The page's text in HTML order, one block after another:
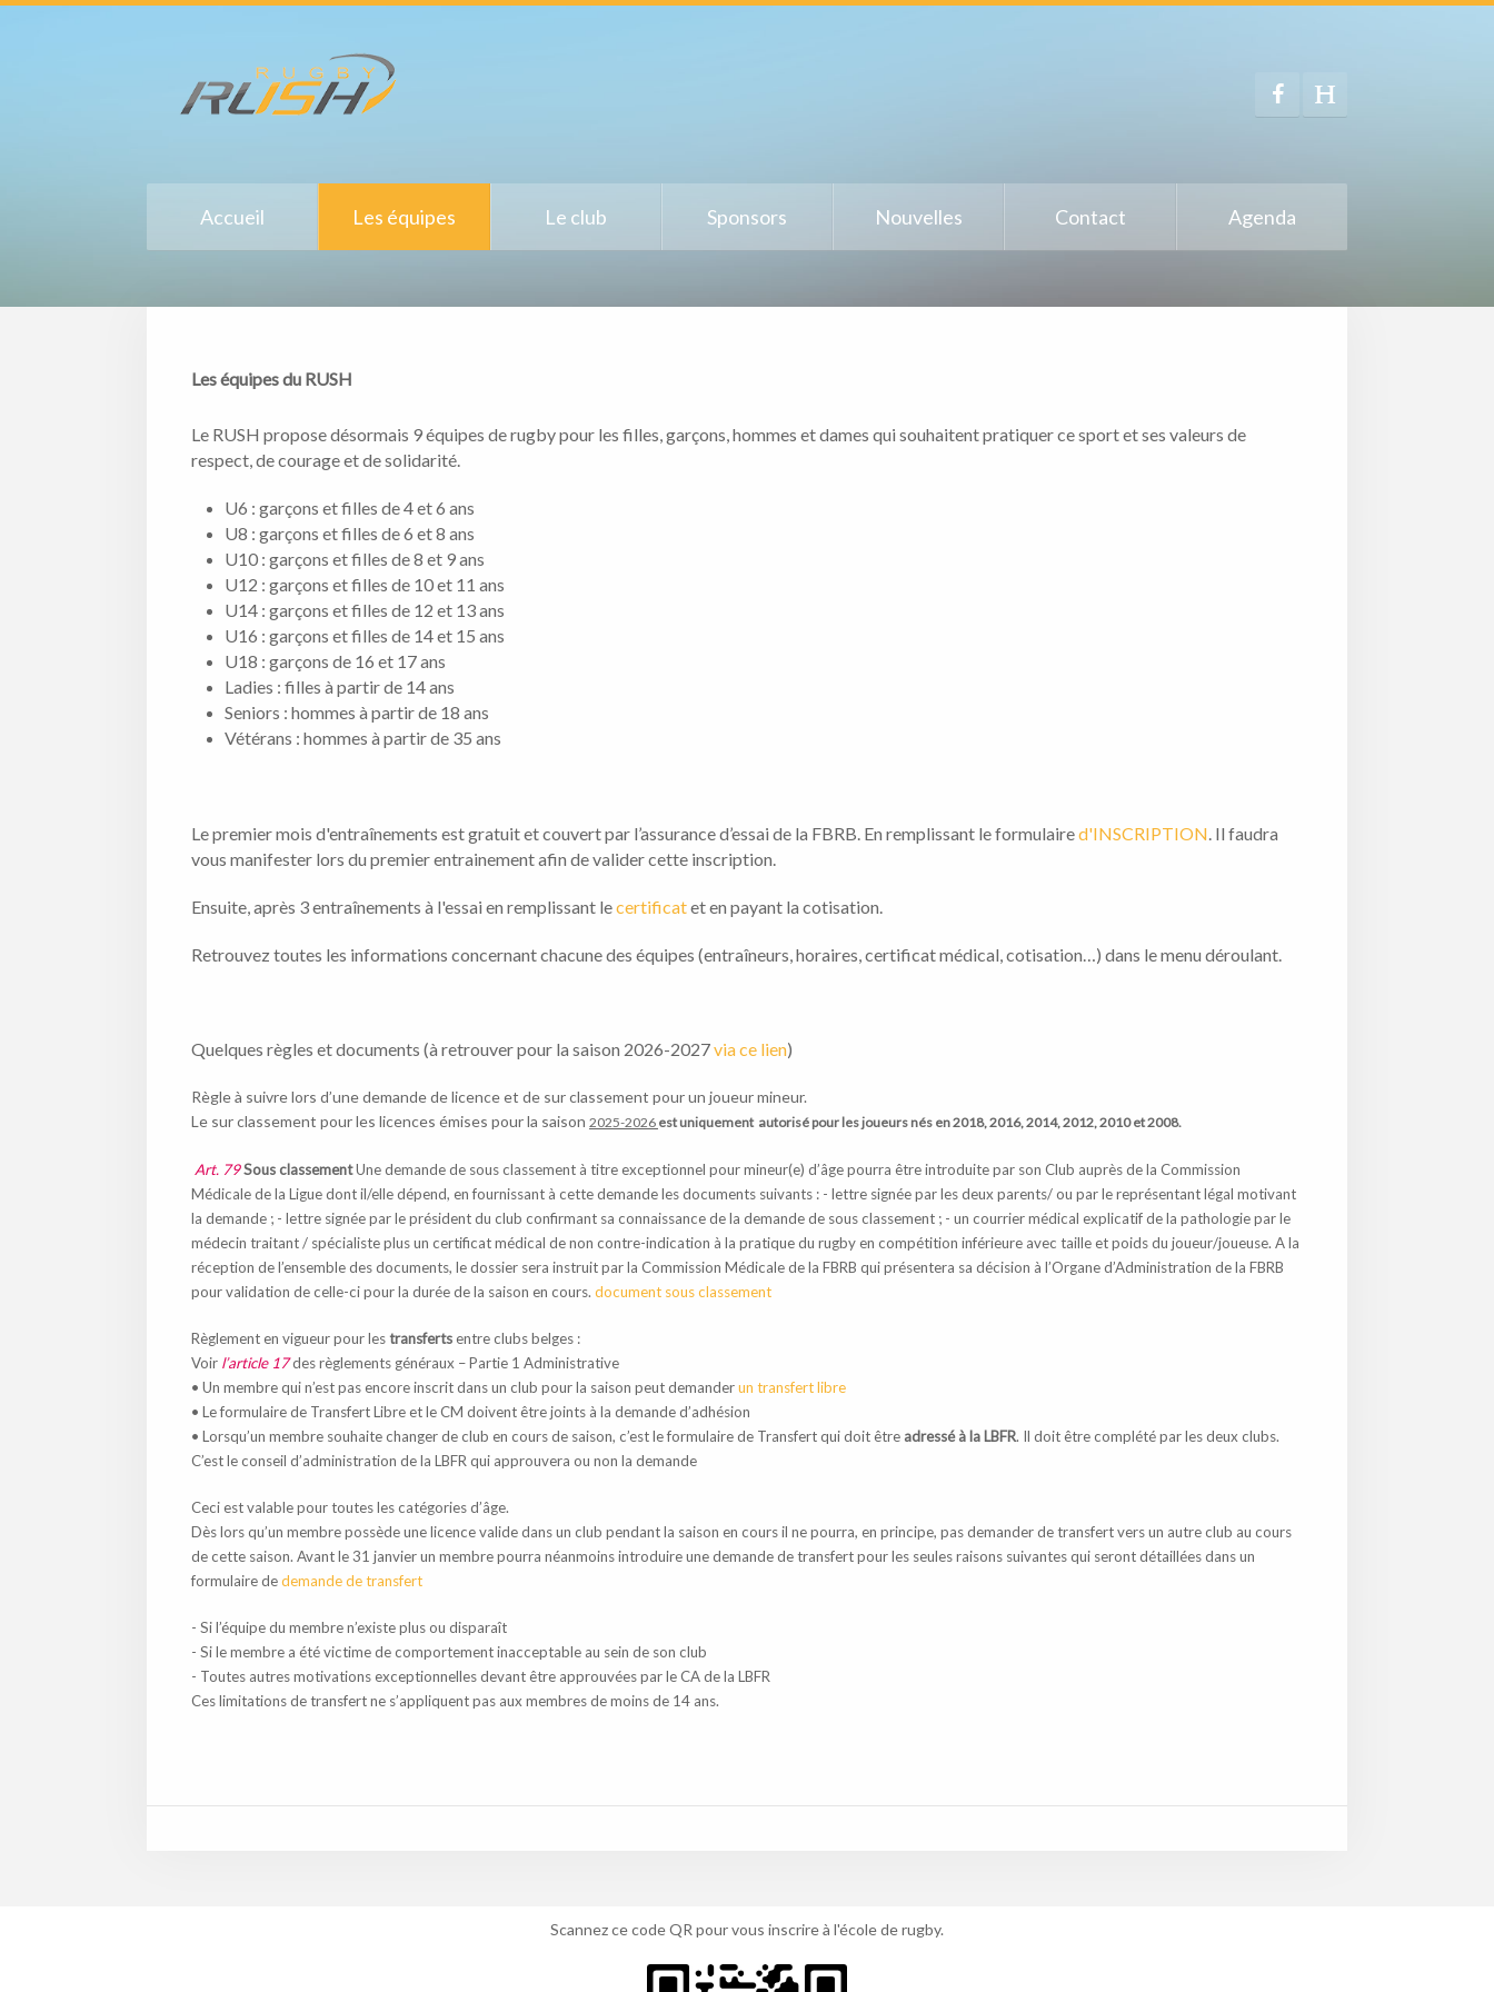
Accueil Les équipes Le club Sponsors Nouvelles Contact Agenda
Les équipes du RUSH
Le RUSH propose désormais 9 équipes de rugby pour les filles, garçons, hommes et dames qui souhaitent pratiquer ce sport et ses valeurs de
respect, de courage et de solidarité.
U6 : garçons et filles de 4 et 6 ans
U8 : garçons et filles de 6 et 8 ans
U10 : garçons et filles de 8 et 9 ans
U12 : garçons et filles de 10 et 11 ans
U14 : garçons et filles de 12 et 13 ans
U16 : garçons et filles de 14 et 15 ans
U18 : garçons de 16 et 17 ans
Ladies : filles à partir de 14 ans
Seniors : hommes à partir de 18 ans
Vétérans : hommes à partir de 35 ans
Le premier mois d'entraînements est gratuit et couvert par l’assurance d’essai de la FBRB. En remplissant le formulaired'INSCRIPTION. Il faudra
vous manifester lors du premier entrainement afin de valider cette inscription.
Ensuite, après 3 entraînements à l'essai en remplissant lecertificatet en payant la cotisation.
Retrouvez toutes les informations concernant chacune des équipes (entraîneurs, horaires, certificat médical, cotisation…) dans le menu déroulant.
Quelques règles et documents (à retrouver pour la saison 2026-2027via ce lien)
Règle à suivre lors d’une demande de licence et de sur classement pour un joueur mineur.
Le sur classement pour les licences émises pour la saison 2025-2026 est uniquement autorisé pour les joueurs nés en 2018, 2016, 2014, 2012, 2010 et 2008.
Art. 79Sous classementUne demande de sous classement à titre exceptionnel pour mineur(e) d’âge pourra être introduite par son Club auprès de la Commission
Médicale de la Ligue dont il/elle dépend, en fournissant à cette demande les documents suivants : - lettre signée par les deux parents/ ou par le représentant légal motivant
la demande ; - lettre signée par le président du club confirmant sa connaissance de la demande de sous classement ; - un courrier médical explicatif de la pathologie par le
médecin traitant / spécialiste plus un certificat médical de non contre-indication à la pratique du rugby en compétition inférieure avec taille et poids du joueur/joueuse. A la
réception de l’ensemble des documents, le dossier sera instruit par la Commission Médicale de la FBRB qui présentera sa décision à l’Organe d’Administration de la FBRB
pour validation de celle-ci pour la durée de la saison en cours. document sous classement
Règlement en vigueur pour lestransfertsentre clubs belges :
Voir l’article 17des règlements généraux – Partie 1 Administrative
• Un membre qui n’est pas encore inscrit dans un club pour la saison peut demanderun transfert libre
• Le formulaire de Transfert Libre et le CM doivent être joints à la demande d’adhésion
• Lorsqu’un membre souhaite changer de club en cours de saison, c’est le formulaire de Transfert qui doit être adressé à la LBFR. Il doit être complété par les deux clubs.
C’est le conseil d’administration de la LBFR qui approuvera ou non la demande
Ceci est valable pour toutes les catégories d’âge.
Dès lors qu’un membre possède une licence valide dans un club pendant la saison en cours il ne pourra, en principe, pas demander detransfertvers un autre club au cours
de cette saison. Avant le 31 janvier un membre pourra néanmoins introduire une demande detransfertpour les seules raisons suivantes qui seront détaillées dans un
formulaire dedemande detransfert
- Si l’équipe du membre n’existe plus ou disparaît
- Si le membre a été victime de comportement inacceptable au sein de son club
- Toutes autres motivations exceptionnelles devant être approuvées par le CA de la LBFR
Ces limitations de transfert ne s’appliquent pas aux membres de moins de 14 ans.
Scannez ce code QR pour vous inscrire à l'école de rugby.